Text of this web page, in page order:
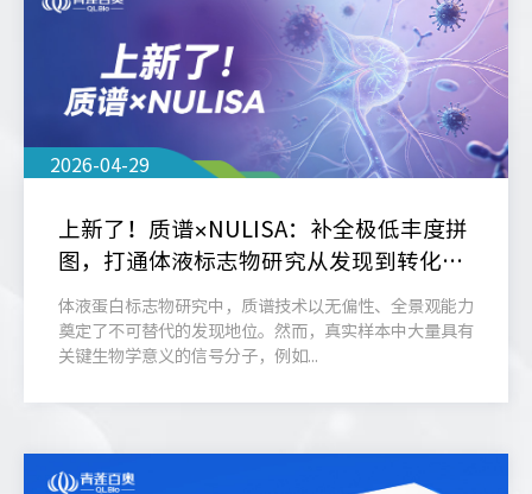
2026-04-29
上新了！质谱×NULISA：补全极低丰度拼
图，打通体液标志物研究从发现到转化全
链路
体液蛋白标志物研究中，质谱技术以无偏性、全景观能力
奠定了不可替代的发现地位。然而，真实样本中大量具有
关键生物学意义的信号分子，例如...